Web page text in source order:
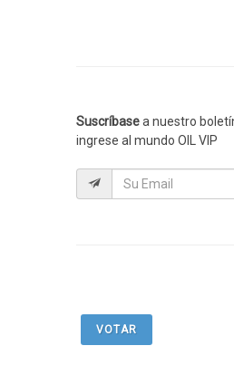
Suscríbasea nuestro
ingrese al mundo OIL VIP
VOTAR